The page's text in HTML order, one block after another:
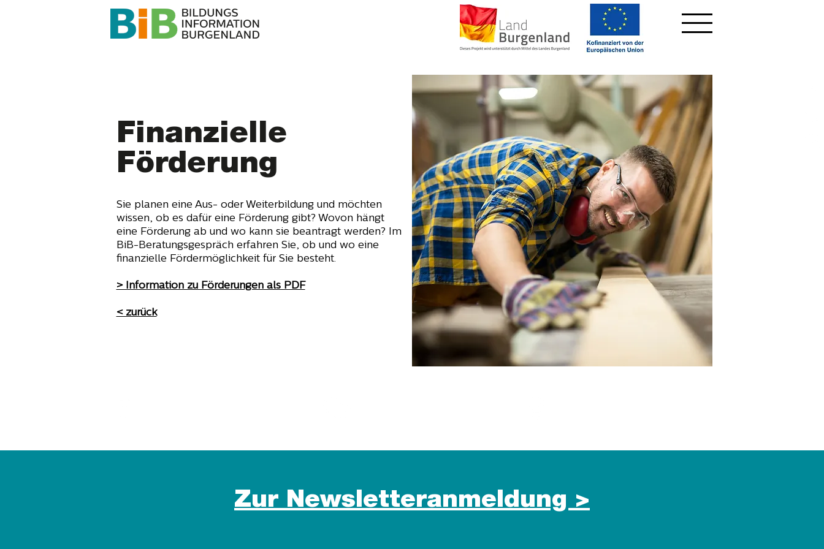
Finanzielle
Förderung
Sie planen eine Aus- oder Weiterbildung und möchten
wissen, ob es dafür eine Förderung gibt? Wovon hängt
eine Förderung ab und wo kann sie beantragt werden? Im
BiB-Beratungsgespräch erfahren Sie, ob und wo eine
finanzielle Fördermöglichkeit für Sie besteht.
> Information zu Förderungen als PDF
< zurück
Zur Newsletteranmeldung >